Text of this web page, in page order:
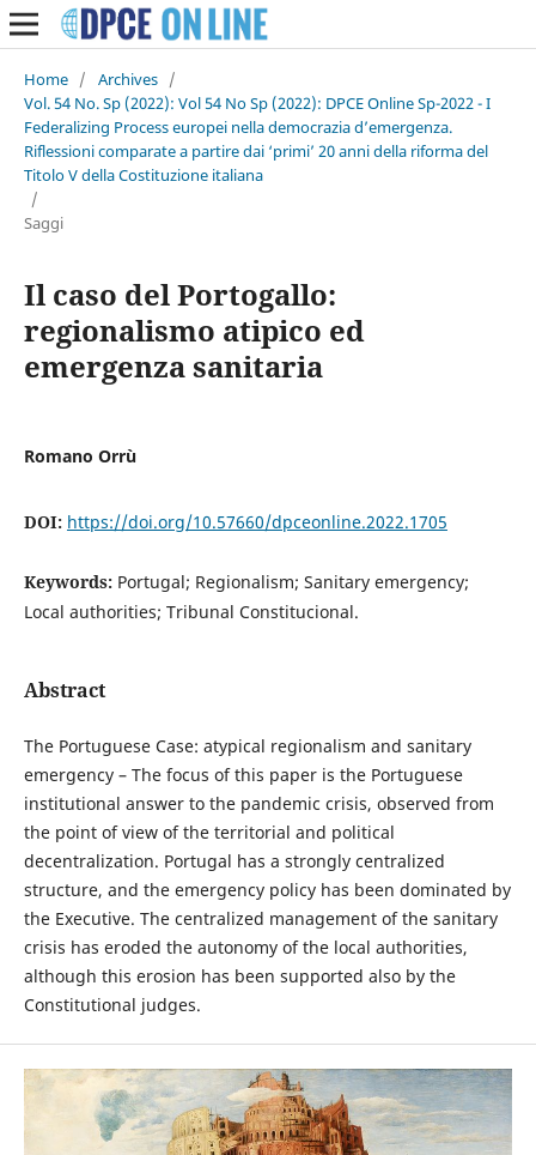
Home / Archives /
Vol. 54 No. Sp (2022): Vol 54 No Sp (2022): DPCE Online Sp-2022 - I
Federalizing Process europei nella democrazia d’emergenza.
Riflessioni comparate a partire dai ‘primi’ 20 anni della riforma del
Titolo V della Costituzione italiana
/
Saggi
Il caso del Portogallo:
regionalismo atipico ed
emergenza sanitaria
Romano Orrù
DOI: https://doi.org/10.57660/dpceonline.2022.1705
Keywords: Portugal; Regionalism; Sanitary emergency;
Local authorities; Tribunal Constitucional.
Abstract
The Portuguese Case: atypical regionalism and sanitary
emergency – The focus of this paper is the Portuguese
institutional answer to the pandemic crisis, observed from
the point of view of the territorial and political
decentralization. Portugal has a strongly centralized
structure, and the emergency policy has been dominated by
the Executive. The centralized management of the sanitary
crisis has eroded the autonomy of the local authorities,
although this erosion has been supported also by the
Constitutional judges.